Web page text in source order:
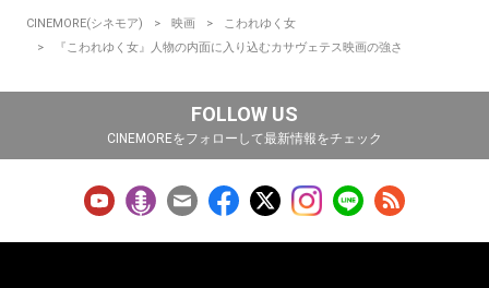
CINEMORE(シネモア) 映画
こわれゆく女
『こわれゆく女』人物の内面に入り込むカサヴェテス映画の強さ
FOLLOW US
CINEMOREをフォローして最新情報をチェック